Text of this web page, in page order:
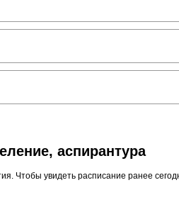
аспирантура
Чтобы увидеть расписание ранее